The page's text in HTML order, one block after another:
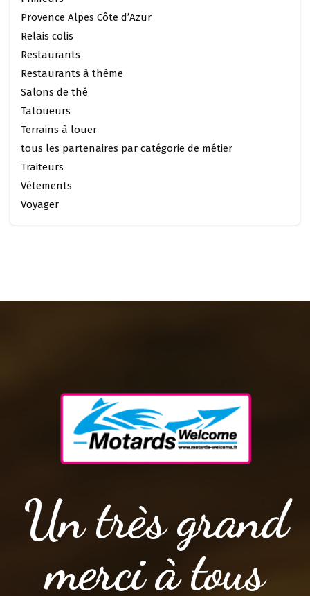
Provence Alpes Côte d’Azur
Relais colis
Restaurants
Restaurants à thème
Salons de thé
Tatoueurs
Terrains à louer
tous les partenaires par catégorie de métier
Traiteurs
Vétements
Voyager
Un très grand
merci à tous